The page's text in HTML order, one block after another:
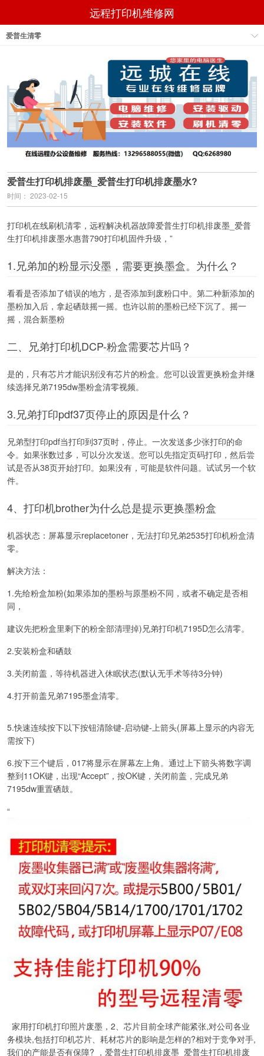
远程打印机维修网
爱普生清零
爱普生打印机排废墨_爱普生打印机排废墨水?
时间： 2023-02-15
打印机在线刷机清零，远程解决机器故障爱普生打印机排废墨_爱普
生打印机排废墨水惠普790打印机固件升级，”
1.兄弟加的粉显示没墨，需要更换墨盒。为什么？
看看是否添加了错误的地方，是否添加到废粉口中。第二种新添加的
墨粉加入后，拿起硒鼓摇一摇。也许以前的墨粉已经下沉了。摇一
摇，混合新墨粉
二、兄弟打印机DCP-粉盒需要芯片吗？
是的，只有芯片才能识别没有芯片的粉盒。您可以设置更换粉盒并继
续选择兄弟7195dw墨粉盒清零视频。
3.兄弟打印pdf37页停止的原因是什么？
兄弟型打印pdf当打印到37页时，停止。一次发送多少张打印的命
令。如果张数过多，可以分次发送。您可以先指定页码打印，然后尝
试是否从38页开始打印。如果没有，可能是软件问题。试试另一个软
件。
4、打印机brother为什么总是提示更换墨粉盒
机器状态：屏幕显示replacetoner，无法打印兄弟2535打印机粉盒清
零。
解决方法：
1.先给粉盒加粉(如果添加的墨粉与原墨粉不同，或者不确定是否相
同，
建议先把粉盒里剩下的粉全部清理掉)兄弟打印机7195D怎么清零。
2.安装粉盒和硒鼓
3.关闭前盖，等待机器进入休眠状态(默认无手术等待3分钟)
4.打开前盖兄弟7195墨盒清零。
5.快速连续按下以下按钮清除键-启动键-上箭头(屏幕上显示的内容无
需按下)
6.按下三个键后，017将显示在屏幕左上角。通过上下箭头将数字调
整到11OK键，出现“Accept”，按OK键，关闭前盖，完成兄弟
7195dw重置硒鼓。
“
家用打印机打印照片废墨，2、芯片目前全球产能紧张,对公司各业
务模块,包括打印机芯片、耗材芯片的影响是怎样的?相对于竞争对手,
我们的产能是否有保障? ，爱普生打印机排废墨_爱普生打印机排废